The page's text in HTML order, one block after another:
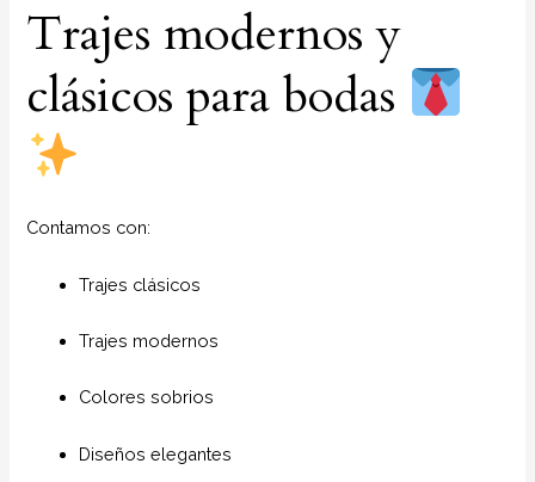
Trajes modernos y
clásicos para bodas
Contamos con:
Trajes clásicos
Trajes modernos
Colores sobrios
Diseños elegantes